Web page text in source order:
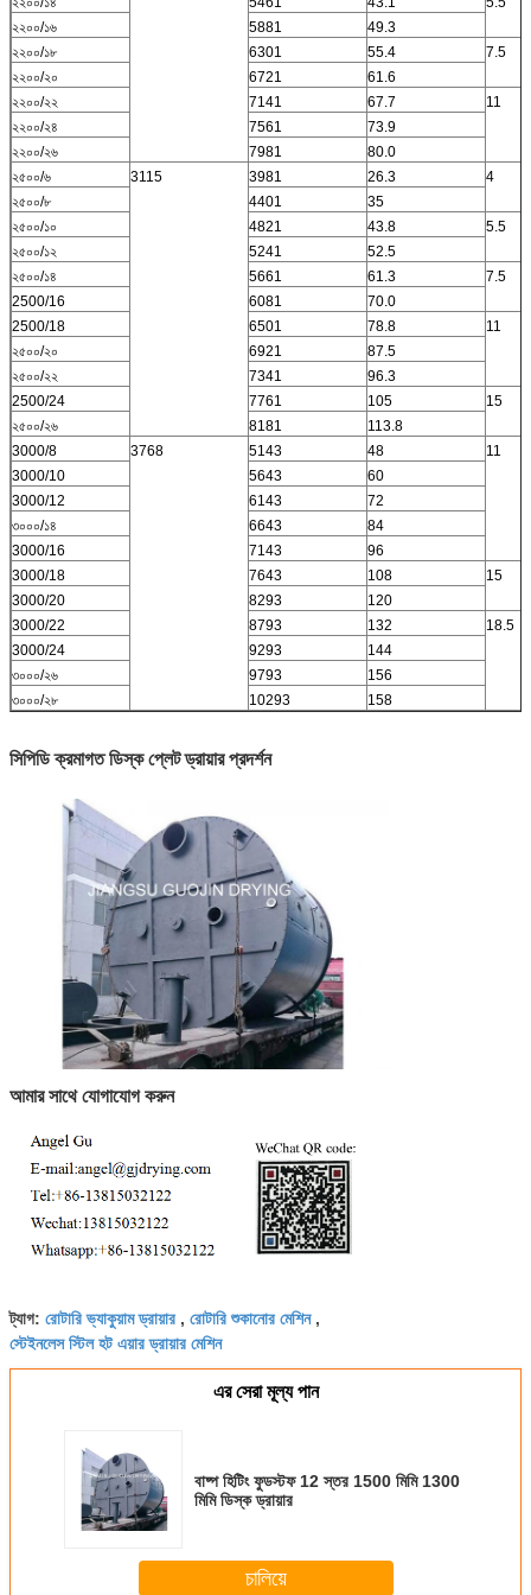
২২০০/১৬
5881
49.3
২২০০/১৮
6301 55.4
7.5
২২০০/২০
6721
61.6
২২০০/২২
7141 67.7
11
২২০০/২৪
7561
73.9
২২০০/২৬
7981
80.0
২৫০০/৬
3115 3981 26.3
4
২৫০০/৮
4401
35
২৫০০/১০
4821 43.8
5.5
২৫০০/১২
5241
52.5
২৫০০/১৪
5661 61.3
7.5
2500/16
6081
70.0
2500/18
6501 78.8
11
২৫০০/২০
6921
87.5
২৫০০/২২
7341
96.3
2500/24
7761 105
15
২৫০০/২৬
8181
113.8
3000/8
3768 5143 48
11
3000/10
5643
60
3000/12
6143
72
৩০০০/১৪
6643
84
3000/16
7143
96
3000/18
7643 108
15
3000/20
8293
120
3000/22
8793 132
18.5
3000/24
9293
144
৩০০০/২৬
9793
156
৩০০০/২৮
10293 158
সিপিডি ক্রমাগত ডিস্ক প্লেট ড্রায়ার প্রদর্শন
আমার সাথে যোগাযোগ করুন
ট্যাগ: রোটারি ভ্যাকুয়াম ড্রায়ার , রোটারি শুকানোর মেশিন,
স্টেইনলেস স্টিল হট এয়ার ড্রায়ার মেশিন
এর সেরা মূল্য পান
বাষ্প হিটিং ফুডস্টফ 12 স্তর 1500 মিমি 1300
মিমি ডিস্ক ড্রায়ার
চালিয়ে